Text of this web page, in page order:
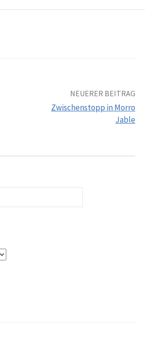
NEUERER BEITRAG
Zwischenstopp in Morro
Jable